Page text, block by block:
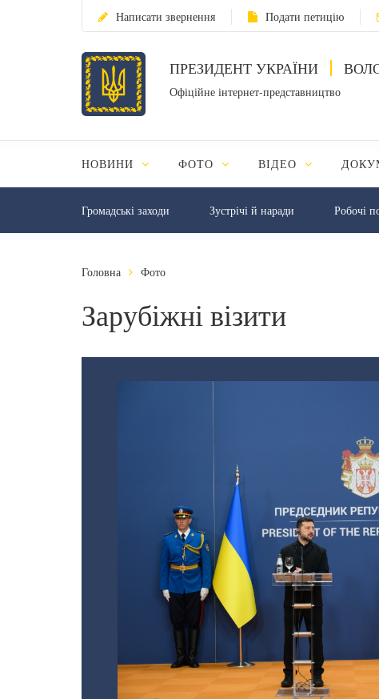
Написати звернення Подати петицію
ПРЕЗИДЕНТ УКРАЇНИ
Офіційне інтернет-представництво
НОВИНИ ФОТО ВІДЕО
Громадські заходи Зустрічі й наради Робочі
Головна Фото
Зарубіжні візити